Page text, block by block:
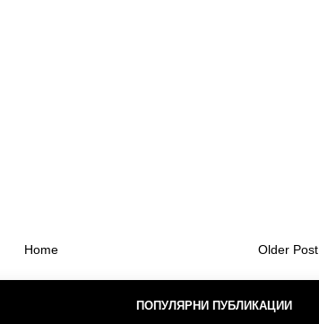
Older Post
Home
ПОПУЛЯРНИ ПУБЛИКАЦИИ